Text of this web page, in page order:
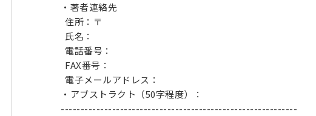
・著者連絡先
住所：〒
氏名：
電話番号：
FAX番号：
電子メールアドレス：
・アブストラクト（50字程度）：
------------------------------------------------------------